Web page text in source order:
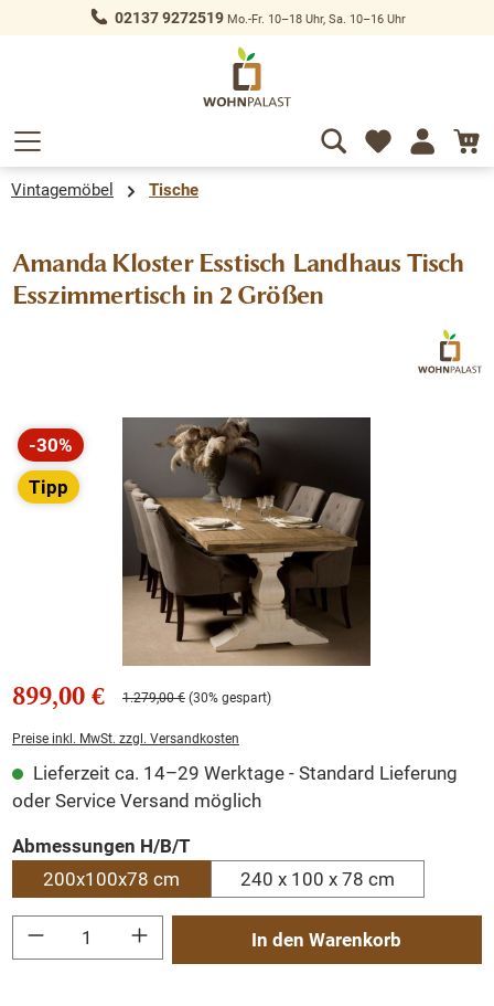
springen 02137 9272519Mo.-Fr. 10–18 Uhr, Sa. 10–16 Uhr
Vintagemöbel Tische
Amanda Kloster Esstisch Landhaus Tisch
Esszimmertisch in 2 Größen
Bildergalerie überspringen
-30%
Rabatt
Tipp
899,00 € 1.279,00 € (30% gespart)
Preise inkl. MwSt. zzgl. Versandkosten
Lieferzeit ca. 14–29 Werktage - Standard Lieferung
oder Service Versand möglich
Abmessungen H/B/Tauswählen
200x100x78 cm
240 x 100 x 78 cm
Produkt Anzahl: Gib den gewünschten Wert ein oder benutze die Schaltflächen
In den Warenkorb